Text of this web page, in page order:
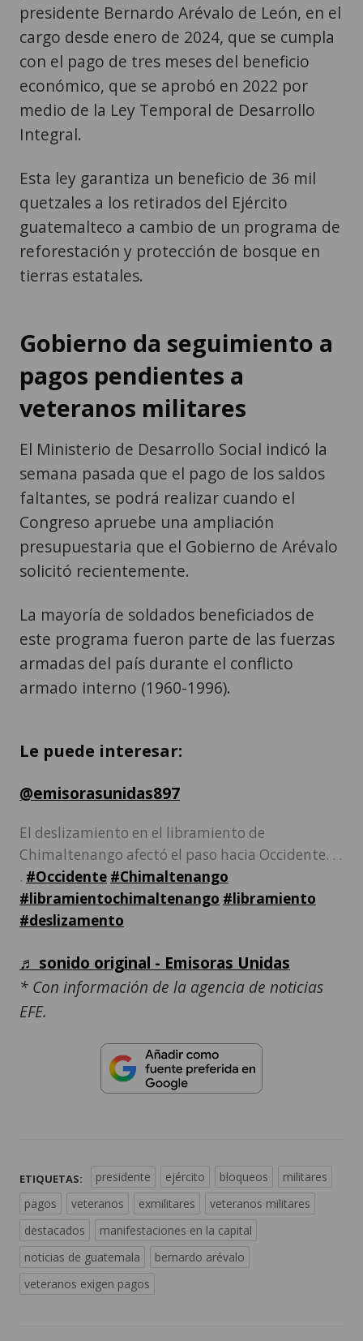
presidente Bernardo Arévalo de León, en el
cargo desde enero de 2024, que se cumpla
con el pago de tres meses del beneficio
económico, que se aprobó en 2022 por
medio de la Ley Temporal de Desarrollo
Integral.
Esta ley garantiza un beneficio de 36 mil
quetzales a los retirados del Ejército
guatemalteco a cambio de un programa de
reforestación y protección de bosque en
tierras estatales.
Gobierno da seguimiento a
pagos pendientes a
veteranos militares
El Ministerio de Desarrollo Social indicó la
semana pasada que el pago de los saldos
faltantes, se podrá realizar cuando el
Congreso apruebe una ampliación
presupuestaria que el Gobierno de Arévalo
solicitó recientemente.
La mayoría de soldados beneficiados de
este programa fueron parte de las fuerzas
armadas del país durante el conflicto
armado interno (1960-1996).
Le puede interesar:
@emisorasunidas897
El deslizamiento en el libramiento de
Chimaltenango afectó el paso hacia Occidente. . .
. #Occidente #Chimaltenango
#libramientochimaltenango #libramiento
#deslizamento
♬ sonido original - Emisoras Unidas
* Con información de la agencia de noticias
EFE.
ETIQUETAS: presidente ejército bloqueos
militares
pagos
veteranos exmilitares
veteranos militares
destacados
manifestaciones en la capital
noticias de guatemala
bernardo arévalo
veteranos exigen pagos